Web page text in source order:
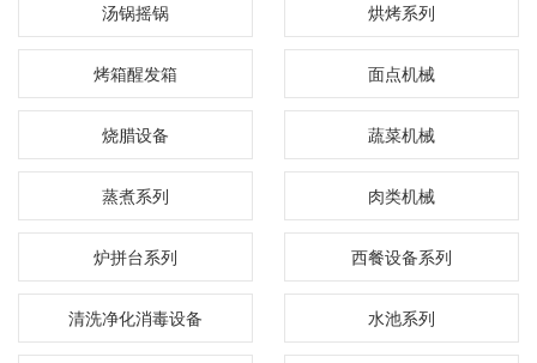
汤锅摇锅 烘烤系列
烤箱醒发箱 面点机械
烧腊设备 蔬菜机械
蒸煮系列 肉类机械
炉拼台系列 西餐设备系列
清洗净化消毒设备 水池系列